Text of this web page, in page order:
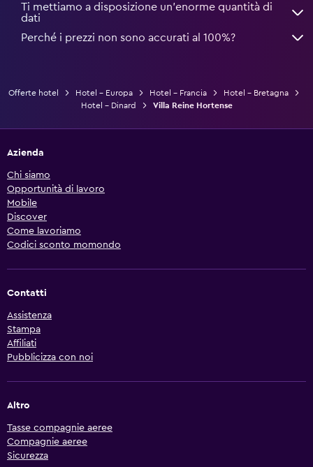
Ti mettiamo a disposizione un’enorme quantità di
dati
Perché i prezzi non sono accurati al 100%?
Offerte hotel Hotel - Europa Hotel - Francia
Hotel - Bretagna
Hotel - Dinard
Villa Reine Hortense
Azienda
Chi siamo
Opportunità di lavoro
Mobile
Discover
Come lavoriamo
Codici sconto momondo
Contatti
Assistenza
Stampa
Affiliati
Pubblicizza con noi
Altro
Tasse compagnie aeree
Compagnie aeree
Sicurezza